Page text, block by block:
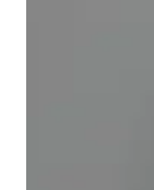
El inodoro
fácilmente
queda
también